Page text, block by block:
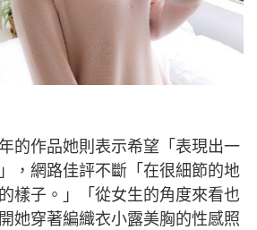
的作品她則表示希望「表現出一
，網路佳評不斷「在很細節的地
樣子。」「從女生的角度來看也
她穿著編織衣小露美胸的性感照